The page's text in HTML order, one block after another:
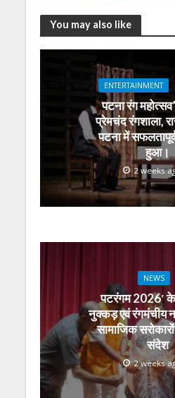
h
at
s
p
ac
e
b
o
o
k
w
itt
er
e
gr
a
m
You may also like
ENTERTAINMENT
पटना रंग
प्रेमचंद रंगशाला,
पटना में
हुआ।
2 weeks
NEWS
पटरंगम 2026′
नुक्कड़ एवं रंगमंचीय
सामाजिक
संदेश
2 weeks